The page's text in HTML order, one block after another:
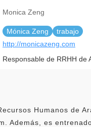
Monica Zeng
Mónica Zeng
trabajo
http://monicazeng.com
Responsable de RRHH de
Humanos de
Además, es